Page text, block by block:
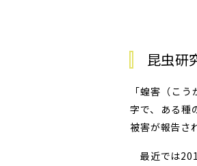
昆虫研
「蝗害（こ
字で、ある種
被害が報告さ
最近では